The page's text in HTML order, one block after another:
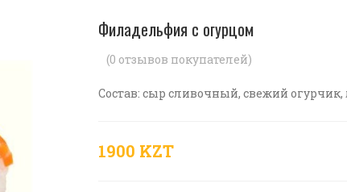
Филадельфия с огурцом
(0 отзывов покупателей)
Состав: сыр сливочный, свежий огурчик,
1900 KZT